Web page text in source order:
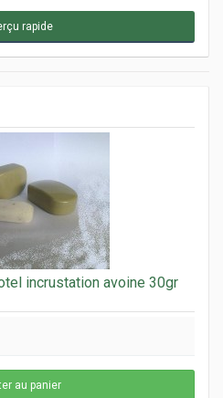
rapide
incrustation avoine 30gr